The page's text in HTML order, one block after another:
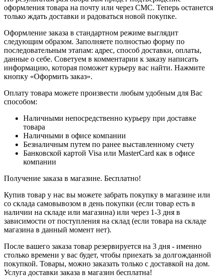
оформления товара на почту или через СМС. Теперь останется
только ждать доставки и радоваться новой покупке.
Оформление заказа в стандартном режиме выглядит
следующим образом. Заполняете полностью форму по
последовательным этапам: адрес, способ доставки, оплаты,
данные о себе. Советуем в комментарии к заказу написать
информацию, которая поможет курьеру вас найти. Нажмите
кнопку «Оформить заказ».
Оплату товара можете произвести любым удобным для Вас
способом:
Наличными непосредственно курьеру при доставке
товара
Наличными в офисе компании
Безналичным путем по ранее выставленному счету
Банковской картой Visa или MasterCard как в офисе
компании
Получение заказа в магазине. Бесплатно!
Купив товар у нас вы можете забрать покупку в магазине или
со склада самовывозом в день покупки (если товар есть в
наличии на складе или магазина) или через 1-3 дня в
зависимости от поступления на склад (если товара на складе
магазина в данный момент нет).
После вашего заказа товар резервируется на 3 дня - именно
столько времени у вас будет, чтобы приехать за долгожданной
покупкой. Товары, можно заказать только с доставкой на дом.
Услуга доставки заказа в магазин бесплатна!